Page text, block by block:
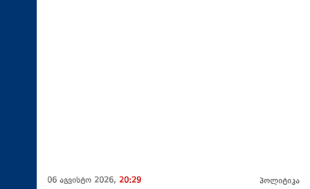
06 აგვისტო 2026, 20:29 პოლიტიკა